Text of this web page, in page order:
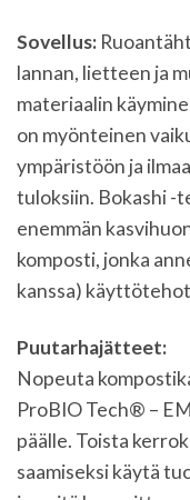
Sovellus:
lannan, lietteen ja
materiaalin
on myönteinen
ympäristöön ja
tuloksiin. Bokashi -
enemmän
komposti, jonka
kanssa)
Puutarhajätteet:
Nopeuta
ProBIO Tech® –
päälle. Toista
saamiseksi käytä